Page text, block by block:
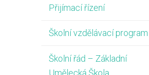
Přijímací řízení
Školní vzdělávací program
Školní řád – Základní
Umělecká Škola